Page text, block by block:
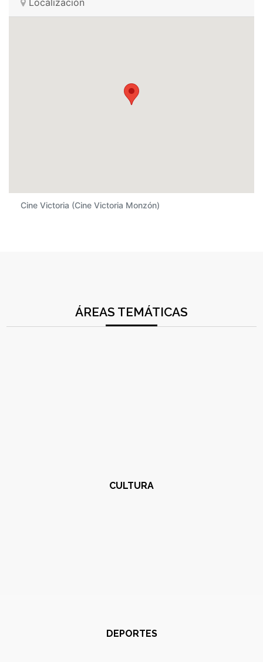
Cine Victoria (Cine Victoria Monzón)
ÁREAS TEMÁTICAS
CULTURA
DEPORTES